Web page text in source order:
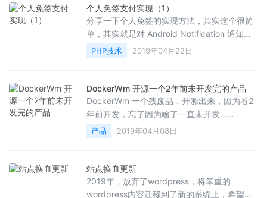
个人免签支付实现（1）
分享一下个人免签的实现方法，其实这个很简
单，其实就是对 Android Notification 通知消
息进行的监听，根据消息内容的金额来进行支
付判断
PHP技术 2019年04月22日
DockerWm 开源一个2年前未开发完的产品
DockerWm 一个残废品，开源出来，因为看2
年前开发，忘了因为啥了一直未开发……
产品 2019年04月08日
站点换血更新
2019年，放弃了wordpress，将笨重的
wordpress内容迁移到了新的系统上，希望能